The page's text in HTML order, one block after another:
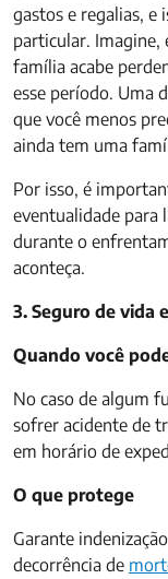
gastos e regalias, e
particular. Imagine,
família acabe
esse período. Uma
que você menos
ainda tem uma
Por isso, é
eventualidade para
durante o
aconteça.
3. Seguro de vida
Quando você
No caso de algum
sofrer acidente de
em horário de
O que protege
Garante
decorrência de